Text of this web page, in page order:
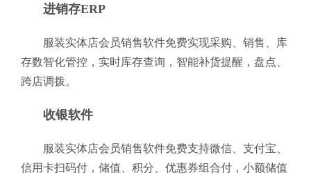
进销存ERP
服装实体店会员销售软件免费实现采购、销售、库
存数智化管控，实时库存查询，智能补货提醒，盘点、
跨店调拨。
收银软件
服装实体店会员销售软件免费支持微信、支付宝、
信用卡扫码付，储值、积分、优惠券组合付，小额储值